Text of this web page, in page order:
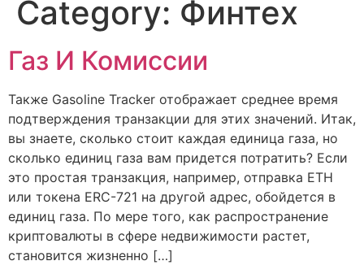
Category: Финтех
Газ И Комиссии
Также Gasoline Tracker отображает среднее время
подтверждения транзакции для этих значений. Итак,
вы знаете, сколько стоит каждая единица газа, но
сколько единиц газа вам придется потратить? Если
это простая транзакция, например, отправка ETH
или токена ERC-721 на другой адрес, обойдется в
единиц газа. По мере того, как распространение
криптовалюты в сфере недвижимости растет,
становится жизненно […]